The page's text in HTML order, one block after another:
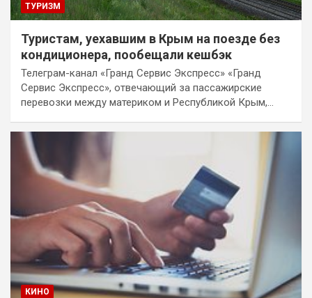
ТУРИЗМ
Туристам, уехавшим в Крым на поезде без
кондиционера, пообещали кешбэк
Телеграм-канал «Гранд Сервис Экспресс» «Гранд
Сервис Экспресс», отвечающий за пассажирские
перевозки между материком и Республикой Крым,…
КИНО